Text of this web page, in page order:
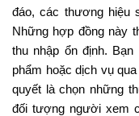
đáo, các thương hiệu
Những hợp đồng này
thu nhập ổn định.
phẩm hoặc dịch vụ
quyết là chọn những
đối tượng người xem